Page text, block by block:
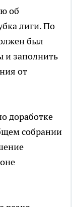
об
лиги. По
был
и заполнить
от
доработке
собрании